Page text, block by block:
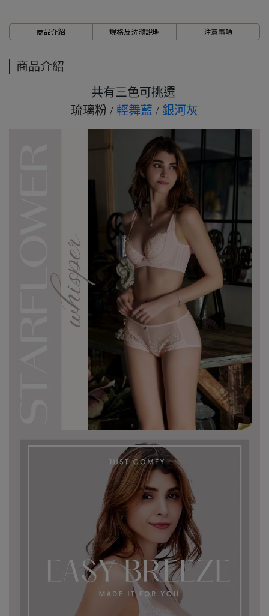
7、8月滿千折百10
7、8月滿千折百12
7、8月滿千折百14
7、8月滿千折百15
7、8月滿千折百18
7、8月滿千折百21
7、8月滿千折百22
7、8月滿千折百23
7、8月滿千折百24
7、8月滿千折百25
浪漫疊加｜全館滿4000贈貓耳眼罩組
商品介紹 規格及洗滌說明 注意事項
商品介紹
共有三色可挑選
琉璃粉 / 輕舞藍 / 銀河灰